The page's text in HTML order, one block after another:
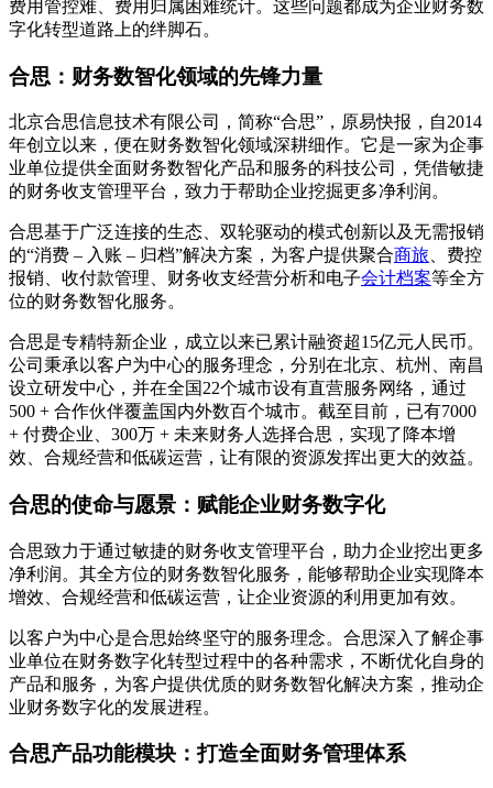
费用管控难、费用归属困难统计。这些问题都成为企业财务数
字化转型道路上的绊脚石。
合思：财务数智化领域的先锋力量
北京合思信息技术有限公司，简称“合思”，原易快报，自2014
年创立以来，便在财务数智化领域深耕细作。它是一家为企事
业单位提供全面财务数智化产品和服务的科技公司，凭借敏捷
的财务收支管理平台，致力于帮助企业挖掘更多净利润。
合思基于广泛连接的生态、双轮驱动的模式创新以及无需报销
的“消费 – 入账 – 归档”解决方案，为客户提供聚合商旅 、费控
报销、收付款管理、财务收支经营分析和电子会计档案等全方
位的财务数智化服务。
合思是专精特新企业，成立以来已累计融资超15亿元人民币。
公司秉承以客户为中心的服务理念，分别在北京、杭州、南昌
设立研发中心，并在全国22个城市设有直营服务网络，通过
500 + 合作伙伴覆盖国内外数百个城市。截至目前，已有7000
+ 付费企业、300万 + 未来财务人选择合思，实现了降本增
效、合规经营和低碳运营，让有限的资源发挥出更大的效益。
合思的使命与愿景：赋能企业财务数字化
合思致力于通过敏捷的财务收支管理平台，助力企业挖出更多
净利润。其全方位的财务数智化服务，能够帮助企业实现降本
增效、合规经营和低碳运营，让企业资源的利用更加有效。
以客户为中心是合思始终坚守的服务理念。合思深入了解企事
业单位在财务数字化转型过程中的各种需求，不断优化自身的
产品和服务，为客户提供优质的财务数智化解决方案，推动企
业财务数字化的发展进程。
合思产品功能模块：打造全面财务管理体系